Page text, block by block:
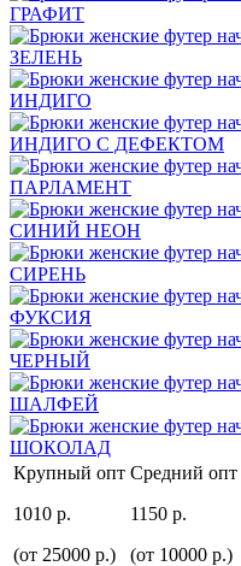
Крупный опт
1010 р.
(от 25000 р.)
Средний опт
1150 р.
(от 10000 р.)